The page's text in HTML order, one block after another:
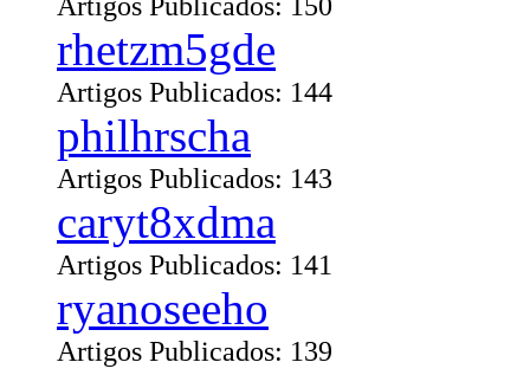
rhetzm5gde
Artigos Publicados: 144
philhrscha
Artigos Publicados: 143
caryt8xdma
Artigos Publicados: 141
ryanoseeho
Artigos Publicados: 139